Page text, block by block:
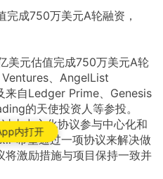
内打开
成750万美元A轮融资，
美元估值完成750万美元A轮
、AngelList
自Ledger Prime、Genesis
的天使投资人等参投。
去中心化协议参与中心化和
希望通过一项协议来解决做
激励措施与项目保持一致并